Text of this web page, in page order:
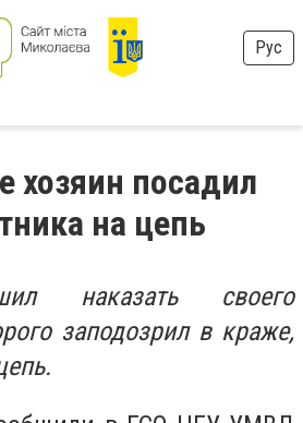
Рус
хозяин посадил
на цепь
наказать своего
заподозрил в краже,